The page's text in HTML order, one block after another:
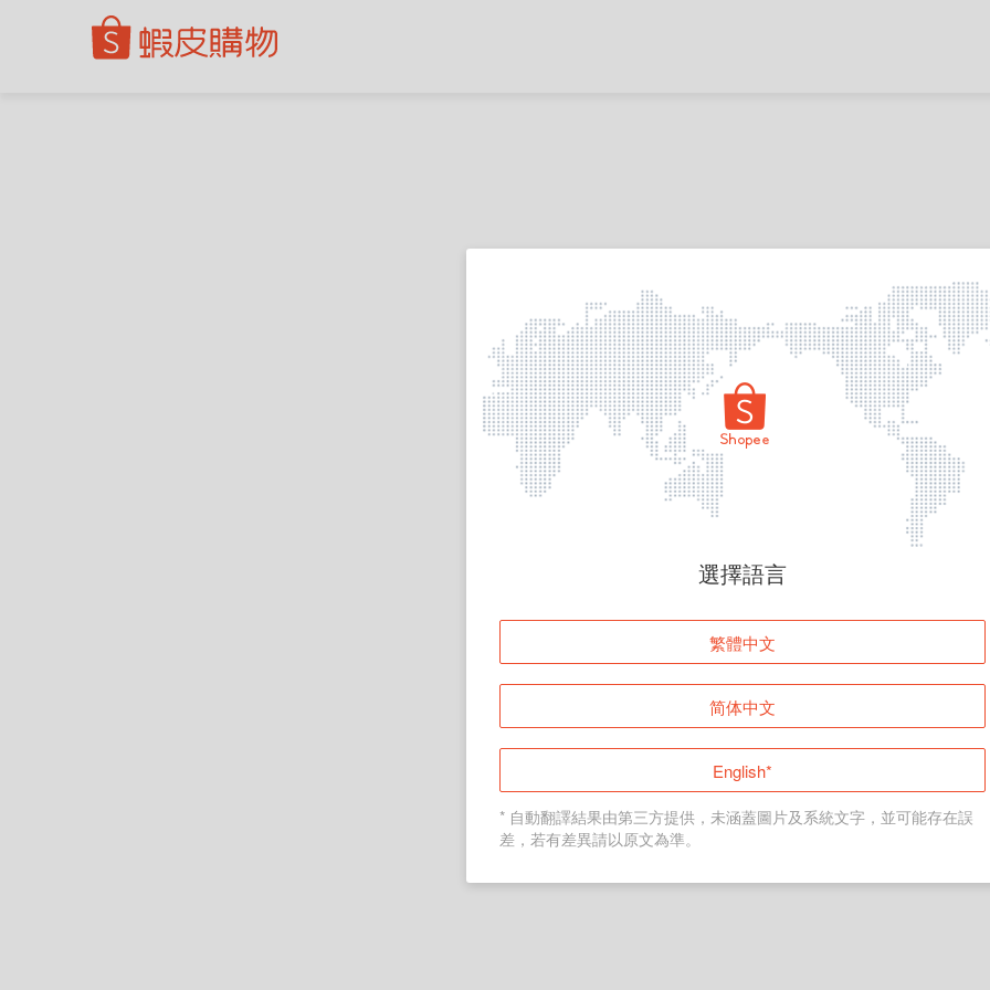
頁面無法顯示
登入
返回首頁
選擇語言
繁體中文
简体中文
English*
* 自動翻譯結果由第三方提供，未涵蓋圖片及系統文字，並可能存在誤
差，若有差異請以原文為準。